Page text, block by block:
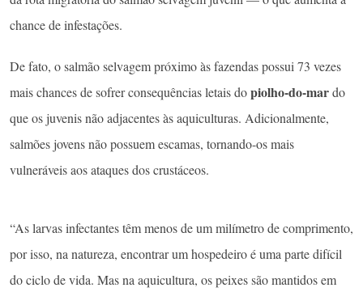
chance de infestações.
De fato, o salmão selvagem próximo às fazendas possui 73 vezes
mais chances de sofrer consequências letais dopiolho-do-mardo
que os juvenis não adjacentes às aquiculturas. Adicionalmente,
salmões jovens não possuem escamas, tornando-os mais
vulneráveis aos ataques dos crustáceos.
“As larvas infectantes têm menos de um milímetro de comprimento,
por isso, na natureza, encontrar um hospedeiro é uma parte difícil
do ciclo de vida. Mas na aquicultura, os peixes são mantidos em